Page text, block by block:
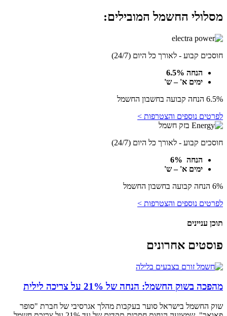
מסלולי החשמל המובילים:
חוסכים קבוע - לאורך כל היום (24/7)
הנחה 6.5%
ימים א' – ש'
6.5% הנחה קבועה בחשבון החשמל
לפרטים נוספים והצטרפות >
חוסכים קבוע - לאורך כל היום (24/7)
הנחה 6%
ימים א' – ש'
6% הנחה קבועה בחשבון החשמל
לפרטים נוספים והצטרפות >
תוכן עניינים
פוסטים אחרונים
מהפכה בשוק החשמל: הנחה של 21% על צריכה לילית
שוק החשמל בישראל סוער בעקבות מהלך אגרסיבי של חברת "סופר